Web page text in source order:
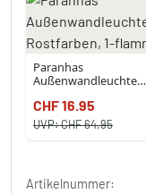
Paranhas
Außenwandleuchte
CHF 16.95
UVP:CHF 64.95
Artikelnummer: